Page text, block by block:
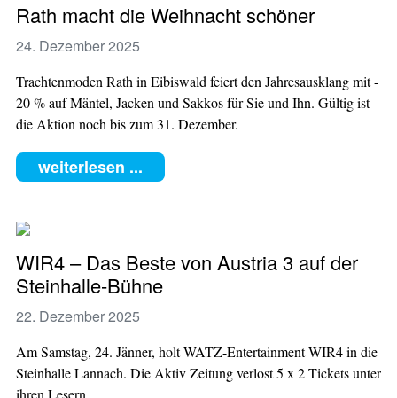
Rath macht die Weihnacht schöner
24. Dezember 2025
Trachtenmoden Rath in Eibiswald feiert den Jahresausklang mit -
20 % auf Mäntel, Jacken und Sakkos für Sie und Ihn. Gültig ist
die Aktion noch bis zum 31. Dezember.
weiterlesen ...
WIR4 – Das Beste von Austria 3 auf der
Steinhalle-Bühne
22. Dezember 2025
Am Samstag, 24. Jänner, holt WATZ-Entertainment WIR4 in die
Steinhalle Lannach. Die Aktiv Zeitung verlost 5 x 2 Tickets unter
ihren Lesern.